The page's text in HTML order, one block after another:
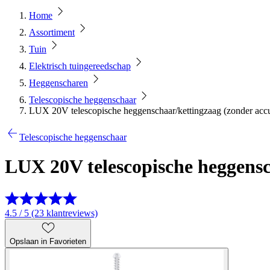
Home
Assortiment
Tuin
Elektrisch tuingereedschap
Heggenscharen
Telescopische heggenschaar
LUX 20V telescopische heggenschaar/kettingzaag (zonder
Telescopische heggenschaar
LUX 20V telescopische
4.5 / 5 (23 klantreviews)
Opslaan in Favorieten